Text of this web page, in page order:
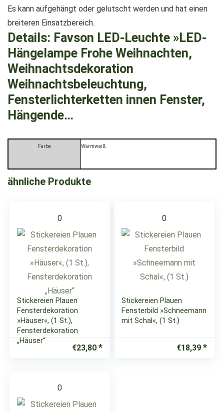
Es kann aufgehängt oder gelutscht werden und hat einen
breiteren Einsatzbereich.
Details: Favson LED-Leuchte »LED-
Hängelampe Frohe Weihnachten,
Weihnachtsdekoration
Weihnachtsbeleuchtung,
Fensterlichterketten innen Fenster,
Hängende…
Farbe Warmweiß
ähnliche Produkte
0
Stickereien Plauen
Fensterdekoration
»Häuser«, (1 St.),
Fensterdekoration
„Häuser“
€23,80
0
Stickereien Plauen
Fensterbild »Schneemann
mit Schal«, (1 St.)
€18,39
0